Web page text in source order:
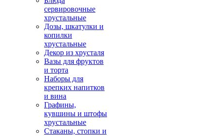
сервировочные
хрустальные
Дозы, шкатулки и
копилки
хрустальные
Декор из хрусталя
Вазы для фруктов
и торта
Наборы для
крепких напитков
и вина
Графины,
кувшины и штофы
хрустальные
Стаканы, стопки и